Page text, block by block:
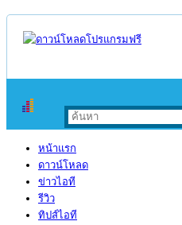
หน้าแรก
ดาวน์โหลด
ข่าวไอที
รีวิว
ทิปส์ไอที